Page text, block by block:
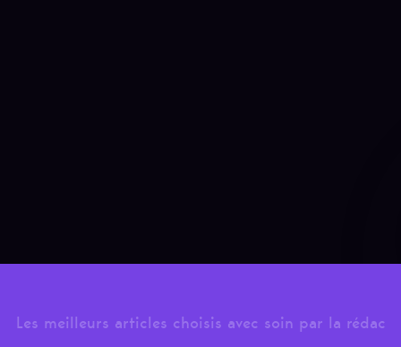
Les meilleurs articles choisis avec soin par la rédac